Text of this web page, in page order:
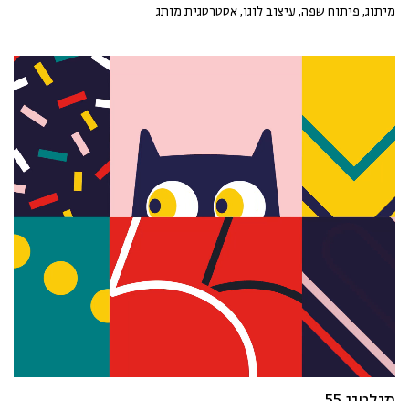
מיתוג, פיתוח שפה, עיצוב לוגו, אסטרטגית מותג